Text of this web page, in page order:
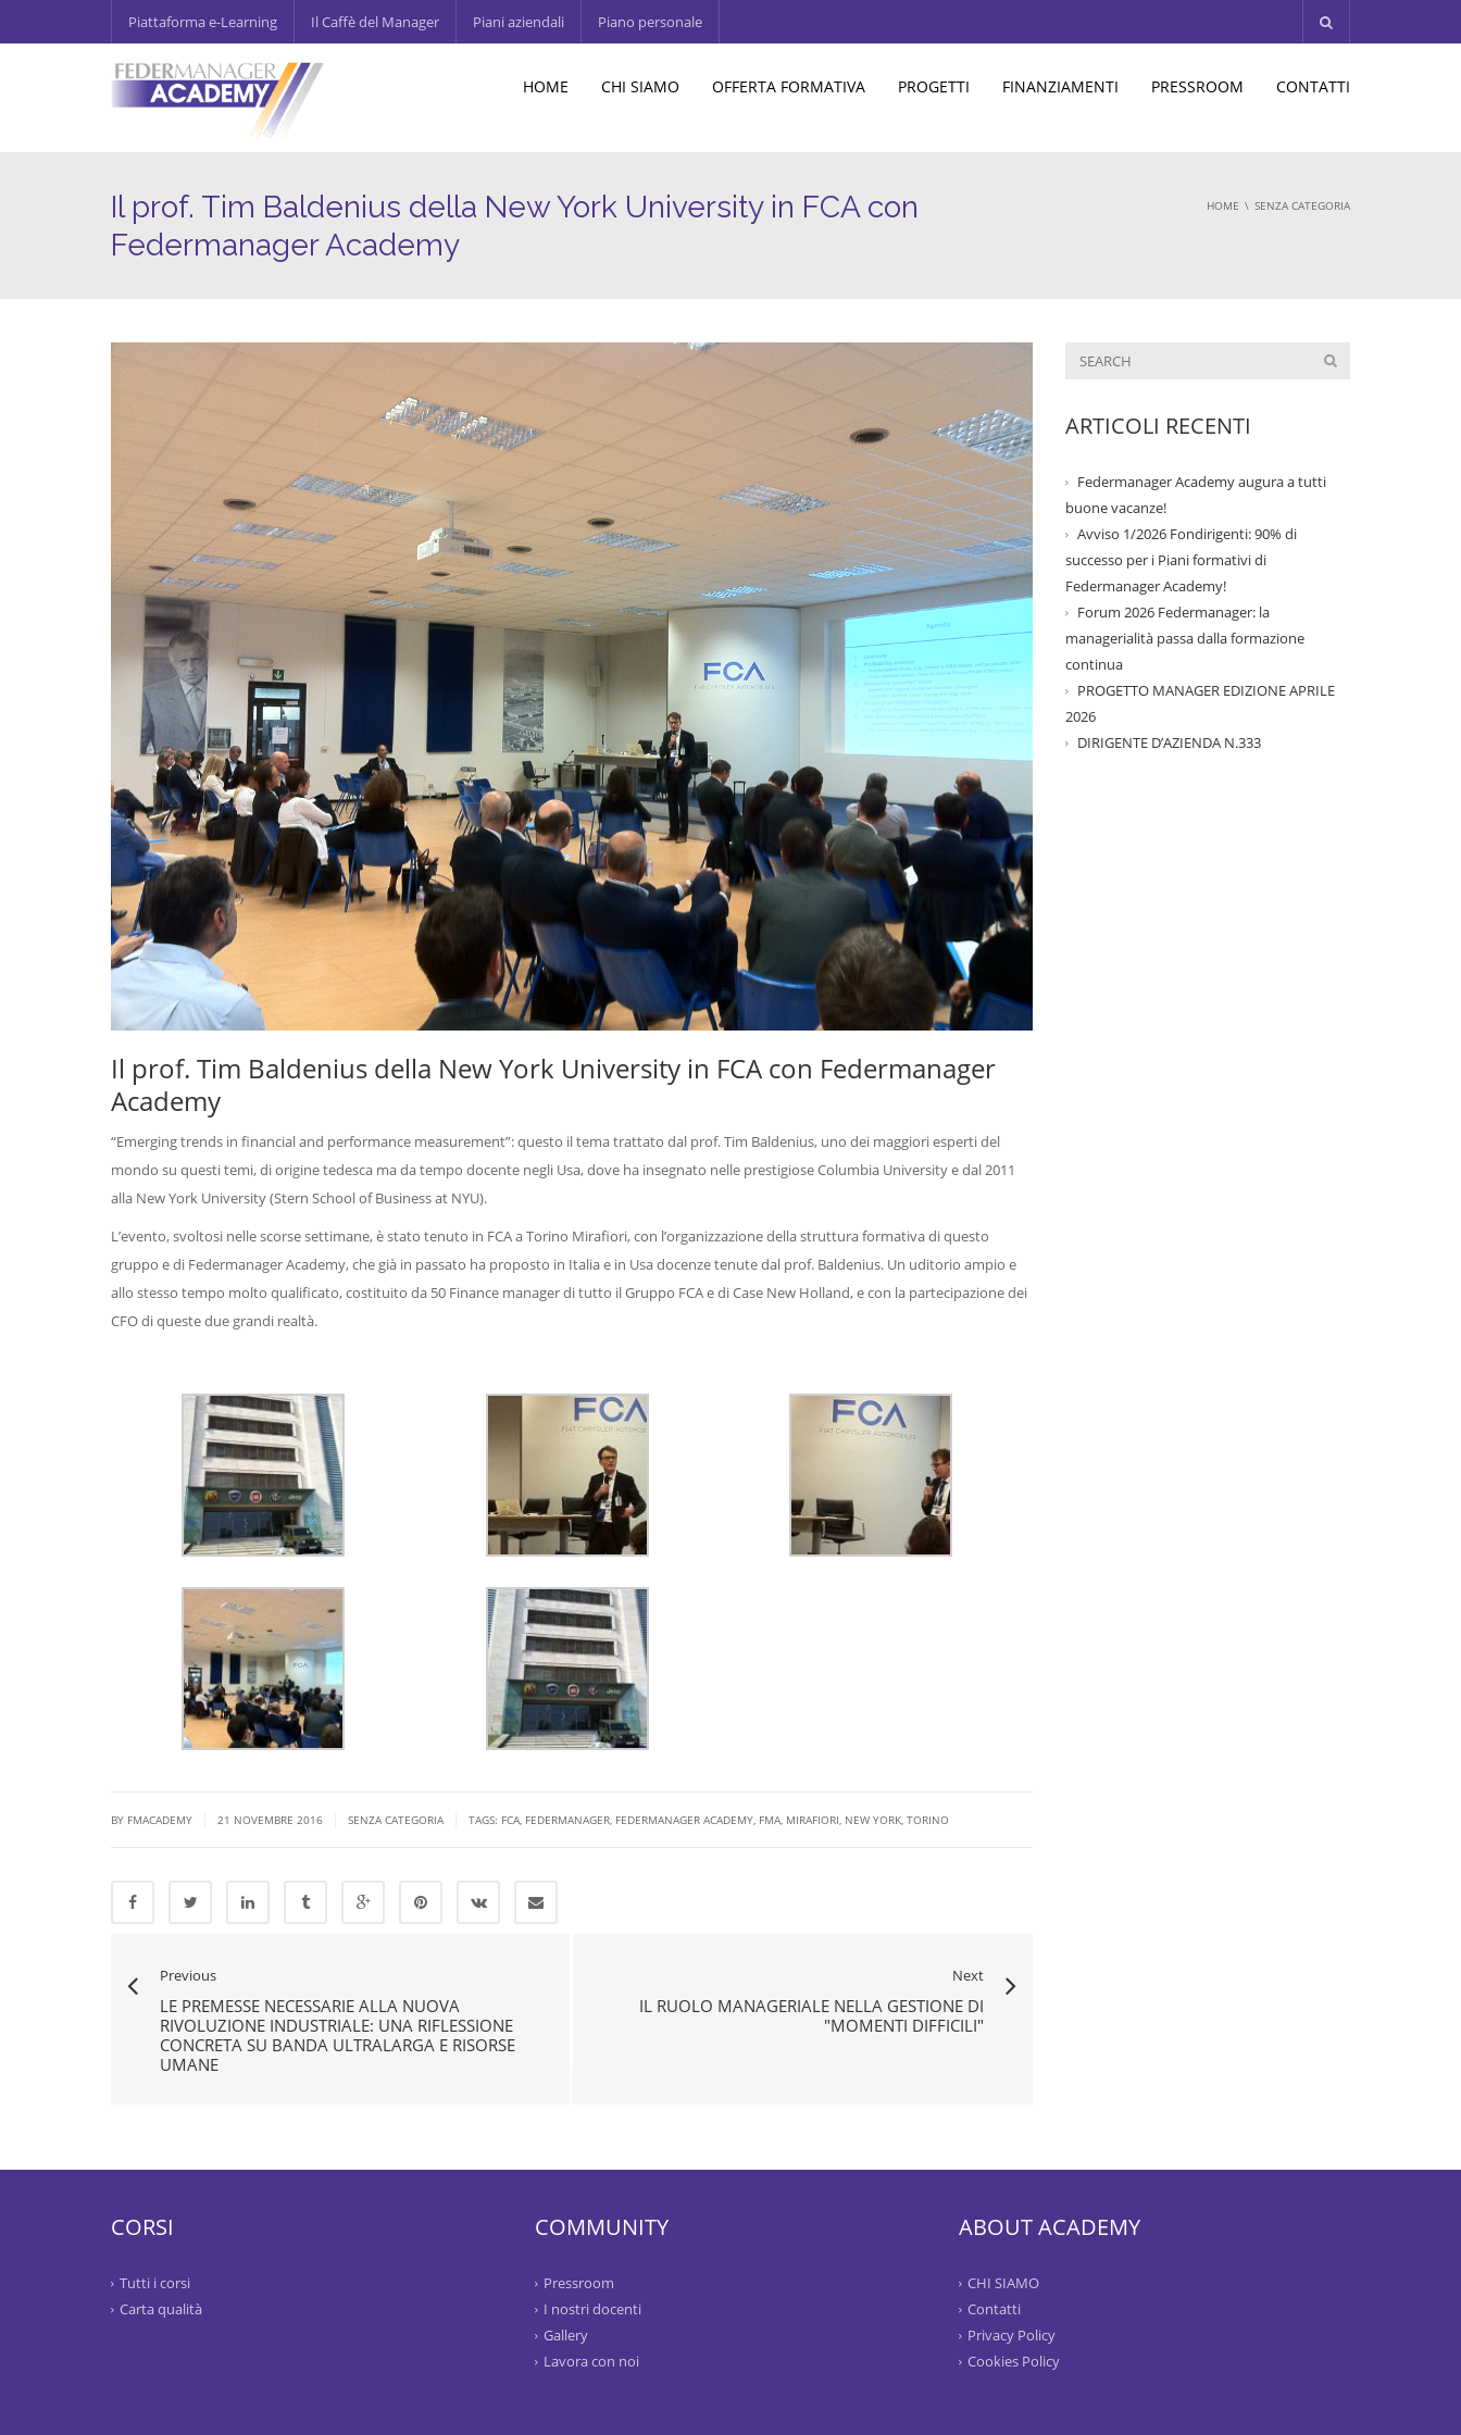
Piattaforma e-Learning Il Caffè del Manager Piani aziendali Piano personale
HOME CHI SIAMO OFFERTA FORMATIVA PROGETTI FINANZIAMENTI PRESSROOM CONTATTI
Il prof. Tim Baldenius della New York University in FCA con
Federmanager Academy
HOME SENZA CATEGORIA
Il prof. Tim Baldenius della New York University in FCA con Federmanager
Academy
“Emerging trends in financial and performance measurement”: questo il tema trattato dal prof. Tim Baldenius, uno dei maggiori esperti del
mondo su questi temi, di origine tedesca ma da tempo docente negli Usa, dove ha insegnato nelle prestigiose Columbia University e dal 2011
alla New York University (Stern School of Business at NYU).
L’evento, svoltosi nelle scorse settimane, è stato tenuto in FCA a Torino Mirafiori, con l’organizzazione della struttura formativa di questo
gruppo e di Federmanager Academy, che già in passato ha proposto in Italia e in Usa docenze tenute dal prof. Baldenius. Un uditorio ampio e
allo stesso tempo molto qualificato, costituito da 50 Finance manager di tutto il Gruppo FCA e di Case New Holland, e con la partecipazione dei
CFO di queste due grandi realtà.
BY FMACADEMY 21 NOVEMBRE 2016 SENZA CATEGORIA TAGS: FCA, FEDERMANAGER, FEDERMANAGER ACADEMY, FMA, MIRAFIORI, NEW YORK, TORINO
Previous
LE PREMESSE NECESSARIE ALLA NUOVA
RIVOLUZIONE INDUSTRIALE: UNA RIFLESSIONE
CONCRETA SU BANDA ULTRALARGA E RISORSE
UMANE
Next
IL RUOLO MANAGERIALE NELLA GESTIONE DI
"MOMENTI DIFFICILI"
ARTICOLI RECENTI
Federmanager Academy augura a tutti
buone vacanze!
Avviso 1/2026 Fondirigenti: 90% di
successo per i Piani formativi di
Federmanager Academy!
Forum 2026 Federmanager: la
managerialità passa dalla formazione
continua
PROGETTO MANAGER EDIZIONE APRILE
2026
DIRIGENTE D’AZIENDA N.333
CORSI
Tutti i corsi
Carta qualità
COMMUNITY
Pressroom
I nostri docenti
Gallery
Lavora con noi
ABOUT ACADEMY
CHI SIAMO
Contatti
Privacy Policy
Cookies Policy